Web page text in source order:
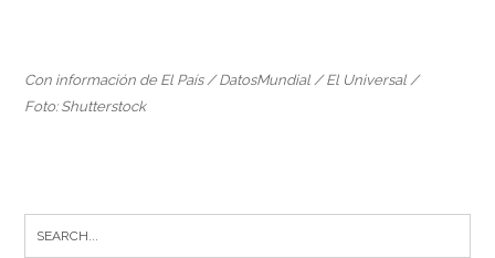
Con información de El País / DatosMundial / El Universal /
Foto: Shutterstock